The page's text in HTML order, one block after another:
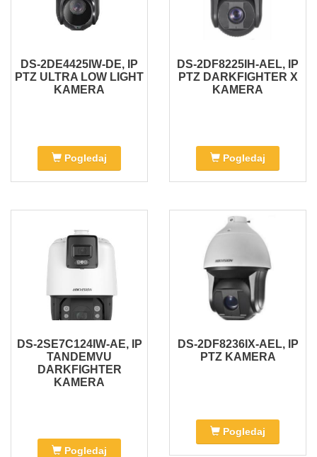
DS-2DE4425IW-DE, IP
PTZ ULTRA LOW LIGHT
KAMERA
Pogledaj
DS-2DF8225IH-AEL, IP
PTZ DARKFIGHTER X
KAMERA
Pogledaj
DS-2SE7C124IW-AE, IP
TANDEMVU
DARKFIGHTER
KAMERA
Pogledaj
DS-2DF8236IX-AEL, IP
PTZ KAMERA
Pogledaj